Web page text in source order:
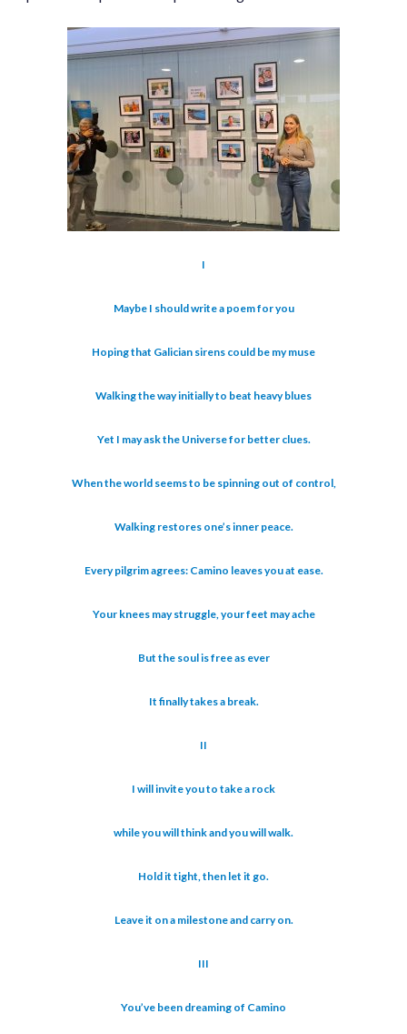
I
Maybe I should write a poem for you
Hoping that Galician sirens could be my muse
Walking the way initially to beat heavy blues
Yet I may ask the Universe for better clues.
When the world seems to be spinning out of control,
Walking restores one’s inner peace.
Every pilgrim agrees: Camino leaves you at ease.
Your knees may struggle, your feet may ache
But the soul is free as ever
It finally takes a break.
II
I will invite you to take a rock
while you will think and you will walk.
Hold it tight, then let it go.
Leave it on a milestone and carry on.
III
You’ve been dreaming of Camino